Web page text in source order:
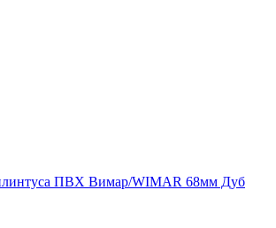
ПВХ Вимар/WIMAR 68мм Дуб